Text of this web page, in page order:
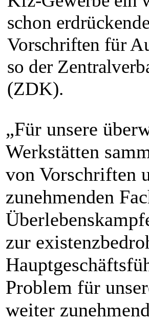
schon
Vorschriften für
so der
(ZDK).
„Für unsere
Werkstätten
von Vorschriften
zunehmenden
zur
Problem für
weiter